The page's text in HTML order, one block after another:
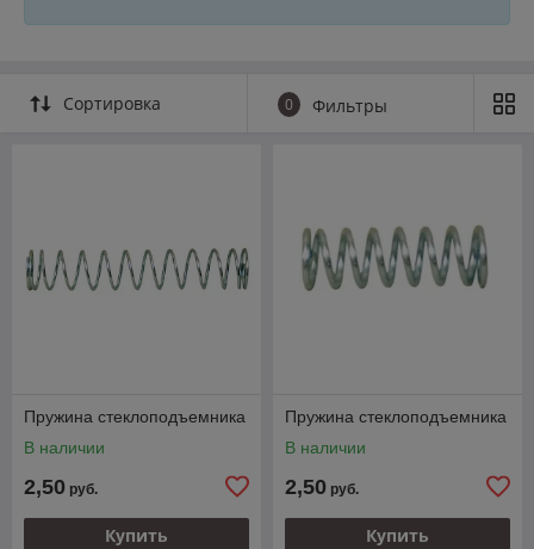
Сортировка 0 Фильтры
Пружина стеклоподъемника
В наличии
2,50 руб.
Купить
Пружина стеклоподъемника
В наличии
2,50 руб.
Купить